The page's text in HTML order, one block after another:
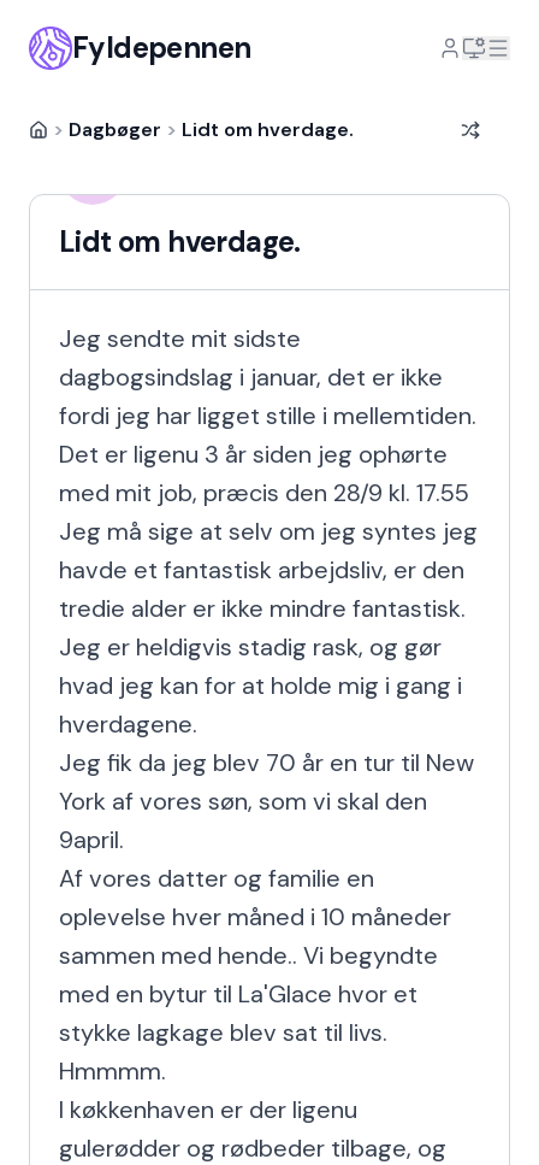
Fyldepennen
> Dagbøger > Lidt om hverdage.
Lidt om hverdage.
Jeg sendte mit sidste
dagbogsindslag i januar, det er ikke
fordi jeg har ligget stille i mellemtiden.
Det er ligenu 3 år siden jeg ophørte
med mit job, præcis den 28/9 kl. 17.55
Jeg må sige at selv om jeg syntes jeg
havde et fantastisk arbejdsliv, er den
tredie alder er ikke mindre fantastisk.
Jeg er heldigvis stadig rask, og gør
hvad jeg kan for at holde mig i gang i
hverdagene.
Jeg fik da jeg blev 70 år en tur til New
York af vores søn, som vi skal den
9april.
Af vores datter og familie en
oplevelse hver måned i 10 måneder
sammen med hende.. Vi begyndte
med en bytur til La'Glace hvor et
stykke lagkage blev sat til livs.
Hmmmm.
I køkkenhaven er der ligenu
gulerødder og rødbeder tilbage, og